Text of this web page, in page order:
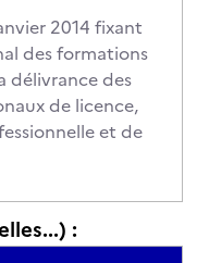
2014 fixant
des formations
délivrance des
de licence,
et de
: